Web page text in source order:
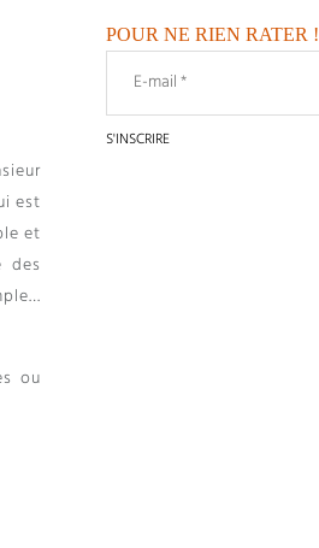
est
et
des
ou
POUR NE RIEN RATER !